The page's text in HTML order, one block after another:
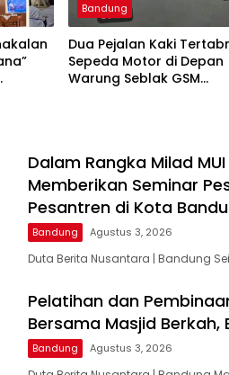
Bandung
Dua Pejalan Kaki
Sepeda Motor di Depan
Warung Seblak GSM
Dalam Rangka Milad
Memberikan Seminar
Pesantren di Kota
Bandung Agustus 3, 2026
Duta Berita Nusantara | Bandung
Pelatihan dan
Bersama Masjid
Bandung Agustus 3, 2026